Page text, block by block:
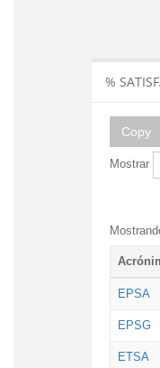
%
Copy
Mostrar
EPSA
EPSG
ETSA